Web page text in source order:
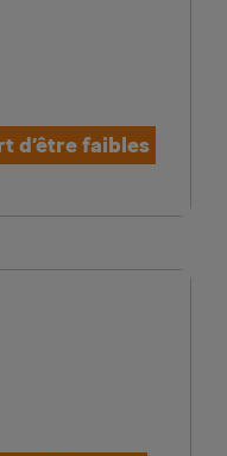
d’être faibles